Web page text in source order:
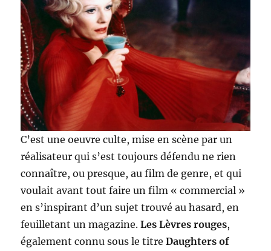
C’est une oeuvre culte, mise en scène par un
réalisateur qui s’est toujours défendu ne rien
connaître, ou presque, au film de genre, et qui
voulait avant tout faire un film « commercial »
en s’inspirant d’un sujet trouvé au hasard, en
feuilletant un magazine.Les Lèvres rouges,
également connu sous le titreDaughters of